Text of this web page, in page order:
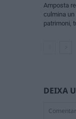
Amposta
culmina
patrimoni,
DEIXA